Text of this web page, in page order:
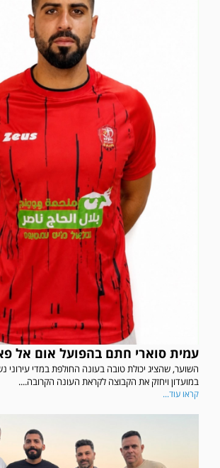
עמית סוארי חתם בהפועל אום אל
השוער, שהציג יכולת טובה בעונה החולפת במדי
במועדון ויחזק את הקבוצה לקראת העונה הקרובה....
קראו עוד...